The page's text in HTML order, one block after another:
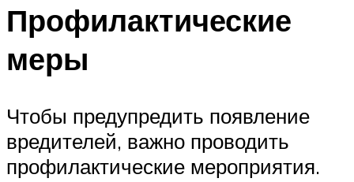
Профилактические
меры
Чтобы предупредить появление
вредителей, важно проводить
профилактические мероприятия.